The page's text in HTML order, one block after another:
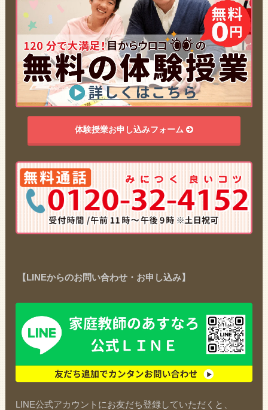
体験授業お申し込みフォーム
【LINEからのお問い合わせ・お申し込み】
LINE公式アカウントにお友だち登録していただくと、